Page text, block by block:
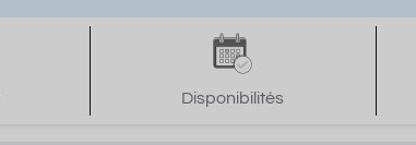
Disponibilités